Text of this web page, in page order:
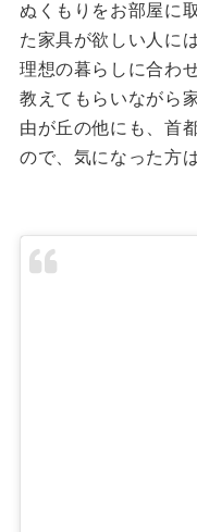
ぬくもりをお部屋に
た家具が欲しい人に
理想の暮らしに合わ
教えてもらいながら
由が丘の他にも、首
ので、気になった方